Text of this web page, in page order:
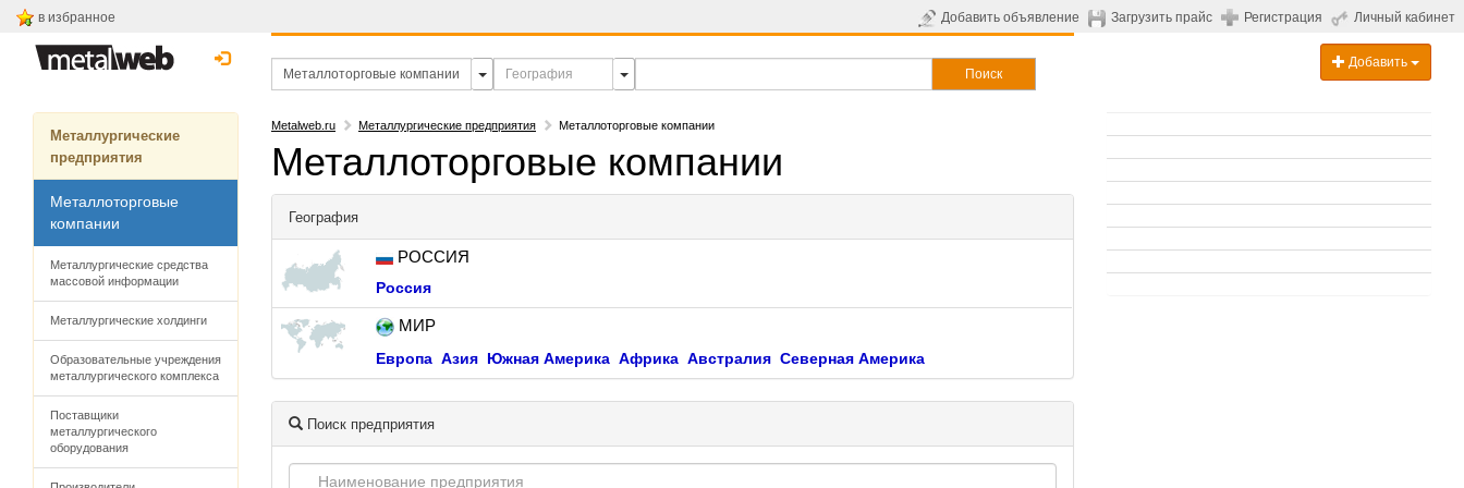
в избранное Добавить объявление Загрузить прайс Регистрация Личный кабинет
Поиск
Добавить
Металлургические
предприятия
Металлоторговые
компании
Металлургические средства
массовой информации
Металлургические холдинги
Образовательные учреждения
металлургического комплекса
Поставщики
металлургического
оборудования
Metalweb.ru Металлургические предприятия Металлоторговые компании
Металлоторговые компании
География
РОССИЯ
Россия
МИР
Европа Азия Южная Америка Африка Австралия Северная Америка
Поиск предприятия